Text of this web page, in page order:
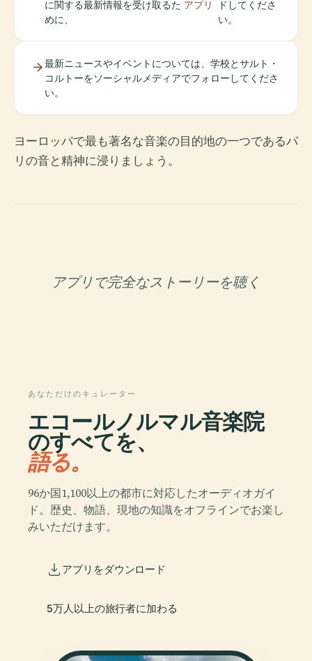
に関する最新情報を受け取るた
めに、
アプリ
ドしてくださ
い。
最新ニュースやイベントについては、学校とサルト・
コルトーをソーシャルメディアでフォローしてくださ
い。
ヨーロッパで最も著名な音楽の目的地の一つであるパ
リの音と精神に浸りましょう。
アプリで完全なストーリーを聴く
あなただけのキュレーター
エコールノルマル音楽院
のすべてを、
語る。
96か国1,100以上の都市に対応したオーディオガイ
ド。歴史、物語、現地の知識をオフラインでお楽し
みいただけます。
アプリをダウンロード
5万人以上の旅行者に加わる